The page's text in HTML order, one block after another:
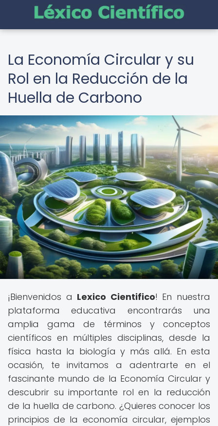
La Economía Circular y su
Rol en la Reducción de la
Huella de Carbono
¡Bienvenidos a Lexico Cientifico! En nuestra
plataforma educativa encontrarás una
amplia gama de términos y conceptos
científicos en múltiples disciplinas, desde la
física hasta la biología y más allá. En esta
ocasión, te invitamos a adentrarte en el
fascinante mundo de la Economía Circular y
descubrir su importante rol en la reducción
de la huella de carbono. ¿Quieres conocer los
principios de la economía circular, ejemplos